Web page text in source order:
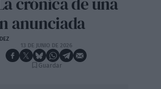
anunciada
13 DE JUNIO DE 2026
Guardar